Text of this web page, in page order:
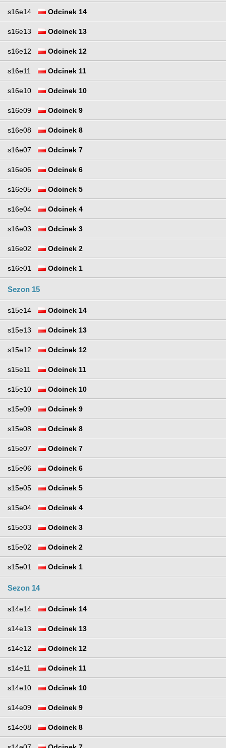
s16e14 Odcinek 14
s16e13 Odcinek 13
s16e12 Odcinek 12
s16e11 Odcinek 11
s16e10 Odcinek 10
s16e09 Odcinek 9
s16e08 Odcinek 8
s16e07 Odcinek 7
s16e06 Odcinek 6
s16e05 Odcinek 5
s16e04 Odcinek 4
s16e03 Odcinek 3
s16e02 Odcinek 2
s16e01 Odcinek 1
Sezon 15
s15e14 Odcinek 14
s15e13 Odcinek 13
s15e12 Odcinek 12
s15e11 Odcinek 11
s15e10 Odcinek 10
s15e09 Odcinek 9
s15e08 Odcinek 8
s15e07 Odcinek 7
s15e06 Odcinek 6
s15e05 Odcinek 5
s15e04 Odcinek 4
s15e03 Odcinek 3
s15e02 Odcinek 2
s15e01 Odcinek 1
Sezon 14
s14e14 Odcinek 14
s14e13 Odcinek 13
s14e12 Odcinek 12
s14e11 Odcinek 11
s14e10 Odcinek 10
s14e09 Odcinek 9
s14e08 Odcinek 8